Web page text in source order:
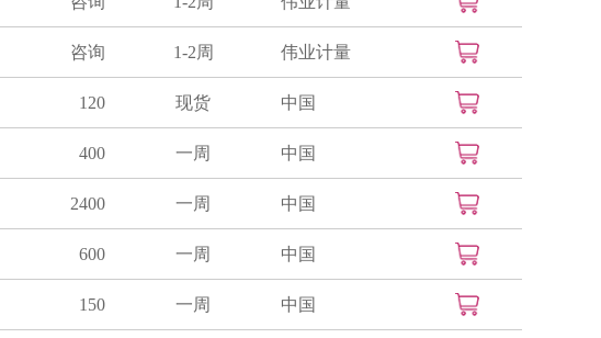
咨询 1-2周 伟业计量
120 现货 中国
400 一周 中国
2400 一周 中国
600 一周 中国
150 一周 中国